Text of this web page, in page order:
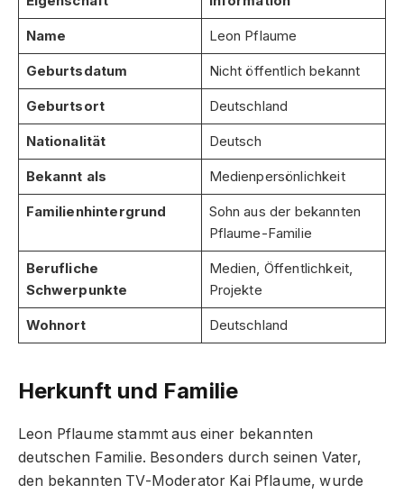
Name Leon Pflaume
Geburtsdatum Nicht öffentlich bekannt
Geburtsort Deutschland
Nationalität Deutsch
Bekannt als Medienpersönlichkeit
Familienhintergrund
Sohn aus der bekannten
Pflaume-Familie
Berufliche
Schwerpunkte
Medien, Öffentlichkeit,
Projekte
Wohnort Deutschland
Herkunft und Familie
Leon Pflaume stammt aus einer bekannten
deutschen Familie. Besonders durch seinen Vater,
den bekannten TV-Moderator Kai Pflaume, wurde